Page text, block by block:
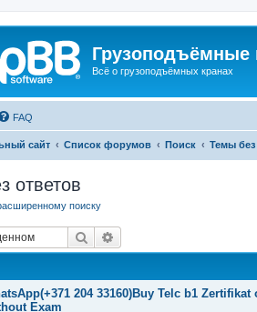
Грузоподъёмные
Всё о грузоподъёмных кранах
FAQ
сайт Список форумов Поиск Темы без
ответов
поиску
Поиск
204 33160)Buy Telc b1
Exam